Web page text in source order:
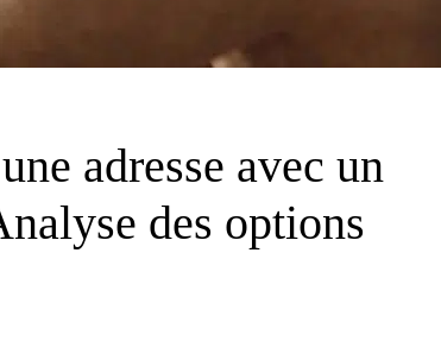
adresse avec un
des options